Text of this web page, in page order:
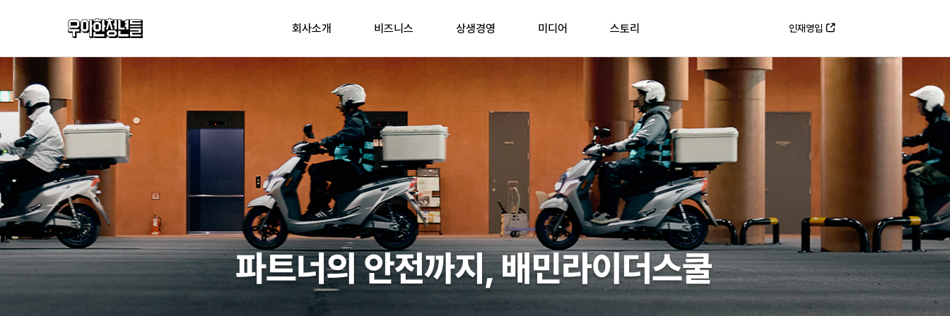
회사소개 비즈니스 상생경영 미디어 스토리 인재영입